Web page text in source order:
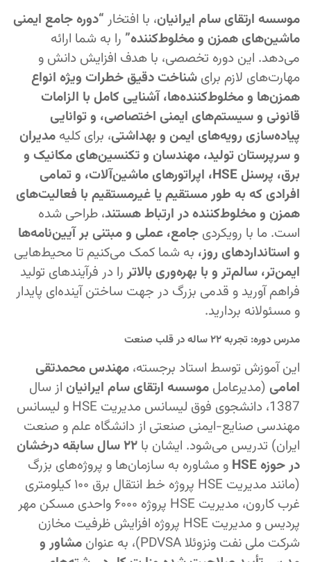
موسسه ارتقای سام ایرانیان، با افتخار “دوره جامع ایمنی
ماشین‌های همزن و مخلوط‌کننده” را به شما ارائه
می‌دهد. این دوره تخصصی، با هدف افزایش دانش و
مهارت‌های لازم برای شناخت دقیق خطرات ویژه انواع
همزن‌ها و مخلوط‌کننده‌ها، آشنایی کامل با الزامات
قانونی و سیستم‌های ایمنی اختصاصی، و توانایی
پیاده‌سازی رویه‌های ایمن و بهداشتی، برای کلیه مدیران
و سرپرستان تولید، مهندسان و تکنسین‌های مکانیک و
برق، پرسنل HSE، اپراتورهای ماشین‌آلات، و تمامی
افرادی که به طور مستقیم یا غیرمستقیم با فعالیت‌های
همزن و مخلوط‌کننده در ارتباط هستند، طراحی شده
است. ما با رویکردی جامع، عملی و مبتنی بر آیین‌نامه‌ها
و استانداردهای روز، به شما کمک می‌کنیم تا محیط‌هایی
ایمن‌تر، سالم‌تر و با بهره‌وری بالاتر را در فرآیندهای تولید
فراهم آورید و قدمی بزرگ در جهت ساختن آینده‌ای پایدار
و مسئولانه بردارید.
مدرس دوره: تجربه ۲۲ ساله در قلب صنعت
این آموزش توسط استاد برجسته، مهندس محمدتقی
امامی (مدیرعامل موسسه ارتقای سام ایرانیان از سال
1387، دانشجوی فوق لیسانس مدیریت HSE و لیسانس
مهندسی صنایع-ایمنی صنعتی از دانشگاه علم و صنعت
ایران) تدریس می‌شود. ایشان با
۲۲ سال سابقه درخشان
در حوزه HSE
و مشاوره به سازمان‌ها و پروژه‌های بزرگ
(مانند مدیریت HSE پروژه خط انتقال برق ۱۰۰ کیلومتری
غرب کارون، مدیریت HSE پروژه ۶۰۰۰ واحدی مسکن مهر
پردیس و مدیریت HSE پروژه افزایش ظرفیت مخازن
شرکت ملی نفت ونزوئلا PDVSA)، به عنوان
مشاور و